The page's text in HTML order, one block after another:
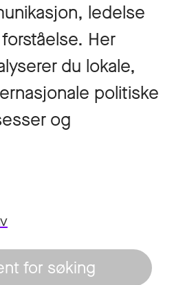
ledelse
Her
du lokale,
politiske
og
for søking